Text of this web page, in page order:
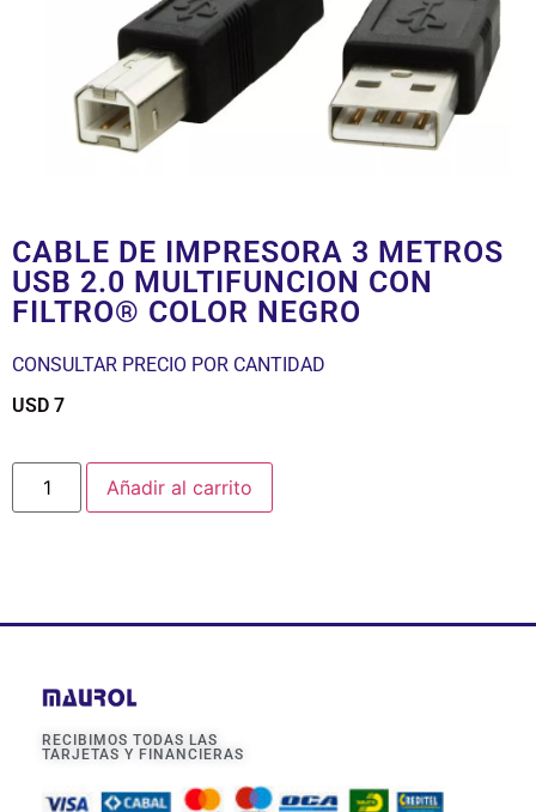
CABLE DE IMPRESORA 3 METROS
USB 2.0 MULTIFUNCION CON
FILTRO® COLOR NEGRO
CONSULTAR PRECIO POR CANTIDAD
USD 7
Añadir al carrito
RECIBIMOS TODAS LAS
TARJETAS Y FINANCIERAS